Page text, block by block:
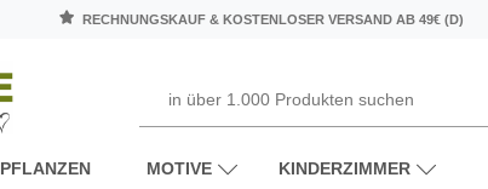
RECHNUNGSKAUF & KOSTENLOSER VERSAND AB 49€ (D)
PFLANZEN MOTIVE KINDERZIMMER